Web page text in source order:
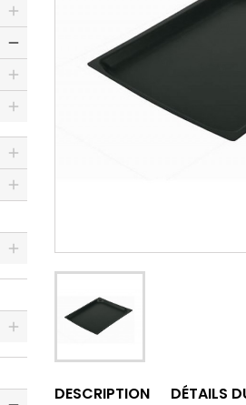
DESCRIPTION DÉTAILS